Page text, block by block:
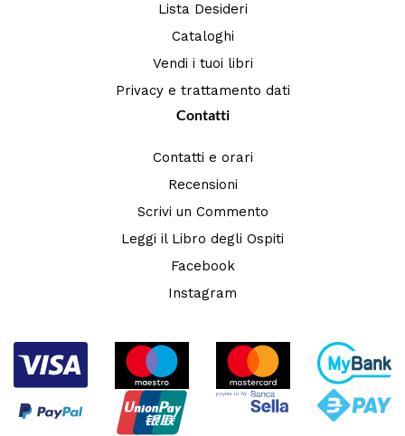
Lista Desideri
Cataloghi
Vendi i tuoi libri
Privacy e trattamento dati
Contatti
Contatti e orari
Recensioni
Scrivi un Commento
Leggi il Libro degli Ospiti
Facebook
Instagram